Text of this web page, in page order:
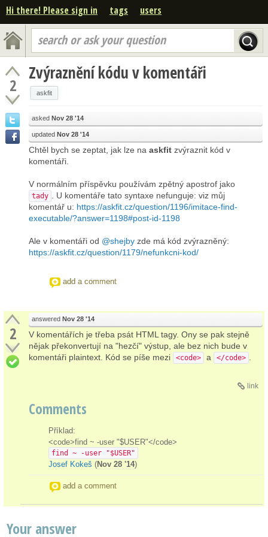
Hi there! Please sign in tags users
search or ask your question
2
Zvýraznění kódu v komentáři
askfit
asked Nov 28 '14
updated Nov 28 '14
Chtěl bych se zeptat, jak lze na askfit zvýraznit kód v
komentáři.
V normálním příspěvku používám zpětný apostrof jako
tady
. U komentáře tato syntaxe nefunguje: viz můj
komentář u: https://askfit.cz/question/1196/imitace-find-
executable/?answer=1198#post-id-1198
Ale v komentáři od @shejby zde má kód zvýrazněný:
https://askfit.cz/question/1179/nefunkcni-kod/
add a comment
2
answered Nov 28 '14
V komentářích je třeba psát HTML tagy. Ony se pak stejně
nějak překonvertují na "hezčí" výstup, ale bez nich bude v
komentáři plaintext. Kód se píše mezi
<code> a </code>
link
Comments
Příklad:
<code>find ~ -user "$USER"</code>
find ~ -user "$USER"
Josef Kokeš (Nov 28 '14)
add a comment
Your answer